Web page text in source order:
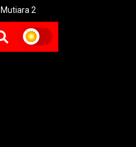
Imbas Kebakaran Savana